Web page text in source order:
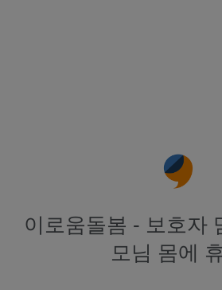
이로움돌봄 - 보호자
모님 몸에